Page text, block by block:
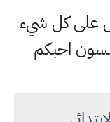
على كل شيء
احبكم